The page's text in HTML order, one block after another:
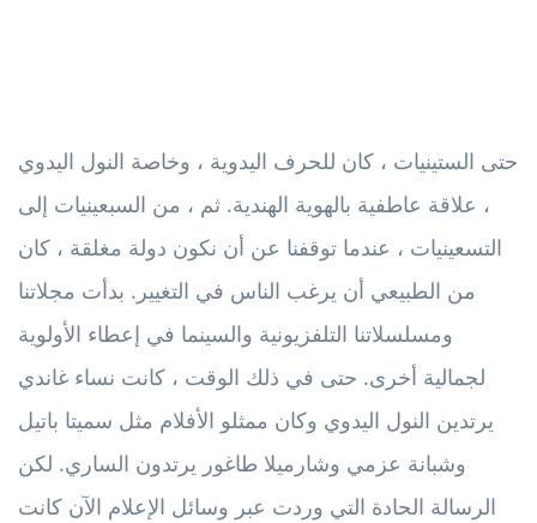
حتى الستينيات ، كان للحرف اليدوية ، وخاصة النول اليدوي
، علاقة عاطفية بالهوية الهندية. ثم ، من السبعينيات إلى
التسعينيات ، عندما توقفنا عن أن نكون دولة مغلقة ، كان
من الطبيعي أن يرغب الناس في التغيير. بدأت مجلاتنا
ومسلسلاتنا التلفزيونية والسينما في إعطاء الأولوية
لجمالية أخرى. حتى في ذلك الوقت ، كانت نساء غاندي
يرتدين النول اليدوي وكان ممثلو الأفلام مثل سميتا باتيل
وشبانة عزمي وشارميلا طاغور يرتدون الساري. لكن
الرسالة الحادة التي وردت عبر وسائل الإعلام الآن كانت